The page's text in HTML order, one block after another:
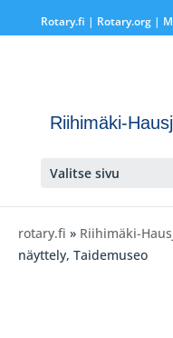
Rotary.fi | Rotary.org|
Riihimäki-
Valitse sivu
rotary.fi » Riihimäki-
näyttely, Taidemuseo